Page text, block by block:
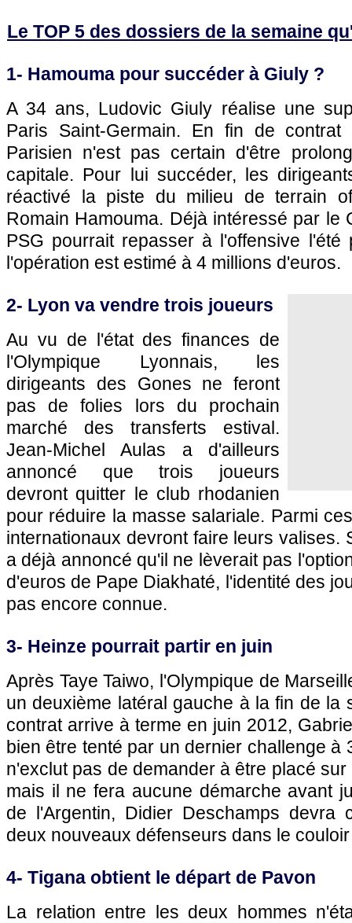
Le TOP 5 des dossiers de la semaine
1- Hamouma pour succéder à Giuly ?
A 34 ans, Ludovic Giuly réalise une
Paris Saint-Germain. En fin de
Parisien n'est pas certain d'être
capitale. Pour lui succéder, les
réactivé la piste du milieu de terrain
Romain Hamouma. Déjà intéressé par le
PSG pourrait repasser à l'offensive l'été
l'opération est estimé à 4 millions d'euros.
2- Lyon va vendre trois joueurs
Au vu de l'état des finances de
l'Olympique Lyonnais, les
dirigeants des Gones ne feront
pas de folies lors du prochain
marché des transferts estival.
Jean-Michel Aulas a d'ailleurs
annoncé que trois joueurs
devront quitter le club rhodanien
pour réduire la masse salariale. Parmi
internationaux devront faire leurs valises.
a déjà annoncé qu'il ne lèverait pas
d'euros de Pape Diakhaté, l'identité des
pas encore connue.
3- Heinze pourrait partir en juin
Après Taye Taiwo, l'Olympique de
un deuxième latéral gauche à la fin de la
contrat arrive à terme en juin 2012,
bien être tenté par un dernier challenge à
n'exclut pas de demander à être placé
mais il ne fera aucune démarche avant
de l'Argentin, Didier Deschamps devra
deux nouveaux défenseurs dans le
4- Tigana obtient le départ de Pavon
La relation entre les deux hommes